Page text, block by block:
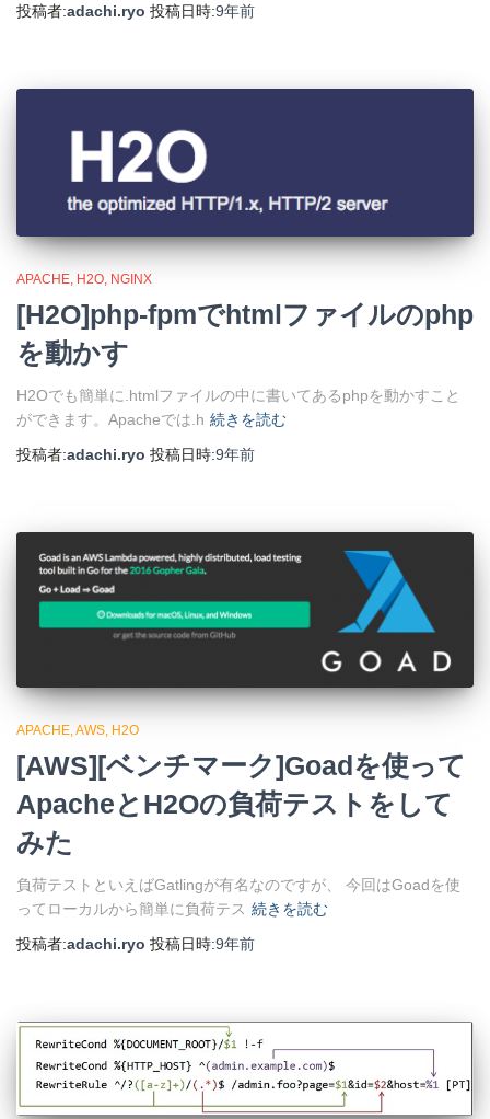
投稿者:adachi.ryo 投稿日時:9年前
APACHE H2O NGINX
[H2O]php-fpmでhtmlファイルのphp
を動かす
H2Oでも簡単に.htmlファイルの中に書いてあるphpを動かすこと
ができます。Apacheでは.h 続きを読む
投稿者:adachi.ryo 投稿日時:9年前
APACHE AWS H2O
[AWS][ベンチマーク]Goadを使って
ApacheとH2Oの負荷テストをして
みた
負荷テストといえばGatlingが有名なのですが、 今回はGoadを使
ってローカルから簡単に負荷テス 続きを読む
投稿者:adachi.ryo 投稿日時:9年前